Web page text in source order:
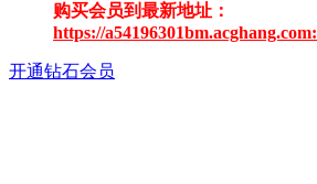
购买会员到最新地址：
https://
开通钻石会员